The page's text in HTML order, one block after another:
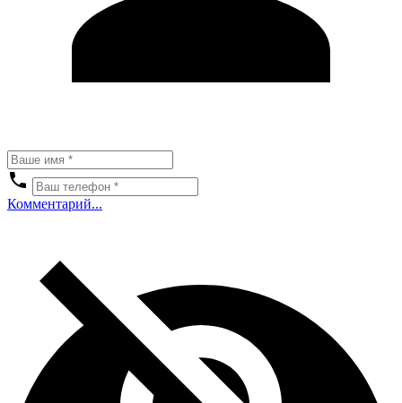
Комментарий...